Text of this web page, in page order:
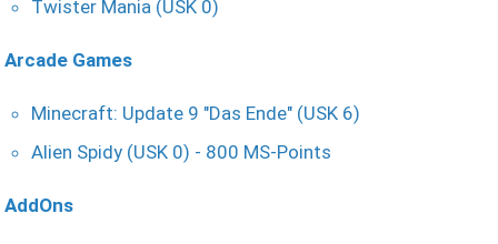
Twister Mania (USK 0)
Arcade Games
Minecraft: Update 9 "Das Ende" (USK 6)
Alien Spidy (USK 0) - 800 MS-Points
AddOns